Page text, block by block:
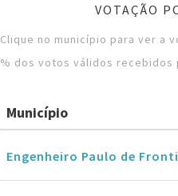
VOTAÇÃO
Clique no município para ver a
% dos votos válidos recebidos
Município
Engenheiro Paulo de